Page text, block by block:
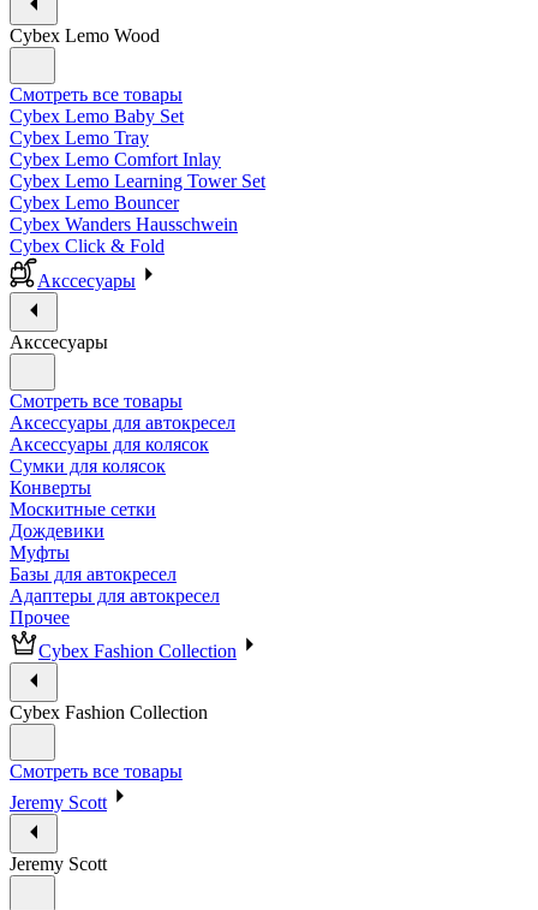
Cybex Lemo Wood
Смотреть все товары
Cybex Lemo Baby Set
Cybex Lemo Tray
Cybex Lemo Comfort Inlay
Cybex Lemo Learning Tower Set
Cybex Lemo Bouncer
Cybex Wanders Hausschwein
Cybex Click & Fold
Акссесуары
Акссесуары
Смотреть все товары
Аксессуары для автокресел
Аксессуары для колясок
Сумки для колясок
Конверты
Москитные сетки
Дождевики
Муфты
Базы для автокресел
Адаптеры для автокресел
Прочее
Cybex Fashion Collection
Cybex Fashion Collection
Смотреть все товары
Jeremy Scott
Jeremy Scott